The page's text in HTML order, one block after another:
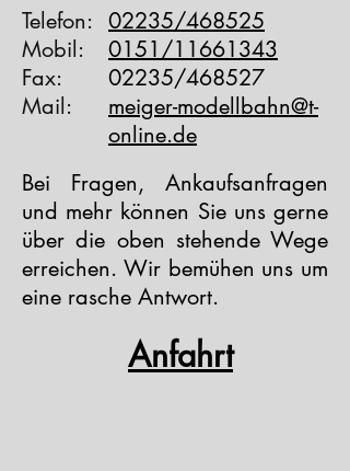
Telefon:
Mobil:
Fax:
Mail:
02235/468525
0151/11661343
02235/468527
meiger-modellbahn@t-
online.de
Bei Fragen, Ankaufsanfragen
und mehr können Sie uns gerne
über die oben stehende Wege
erreichen. Wir bemühen uns um
eine rasche Antwort.
Anfahrt